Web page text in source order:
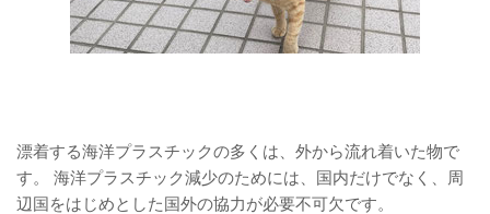
漂着する海洋プラスチックの多くは、外から流れ着いた物で
す。 海洋プラスチック減少のためには、国内だけでなく、周
辺国をはじめとした国外の協力が必要不可欠です。